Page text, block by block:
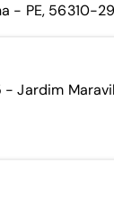
- PE, 56310-
- Jardim